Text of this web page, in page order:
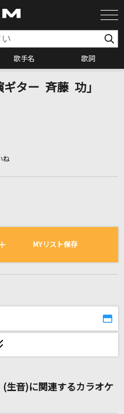
歌手名 歌詞
検索
き
ている曲の一覧
Version)
ター 斉藤 功」
ね
MYリスト保存
音)に関連するカラオケ